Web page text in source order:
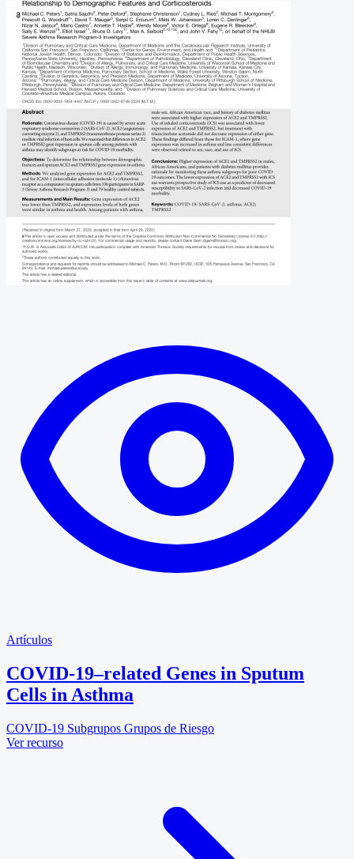
Artículos
COVID-19–related Genes in Sputum
Cells in Asthma
COVID-19 Subgrupos Grupos de Riesgo
Ver recurso